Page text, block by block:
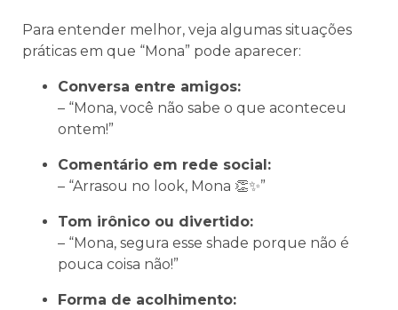
Para entender melhor, veja algumas situações
práticas em que “Mona” pode aparecer:
Conversa entre amigos:
– “Mona, você não sabe o que aconteceu
ontem!”
Comentário em rede social:
– “Arrasou no look, Mona 👏✨”
Tom irônico ou divertido:
– “Mona, segura esse shade porque não é
pouca coisa não!”
Forma de acolhimento: